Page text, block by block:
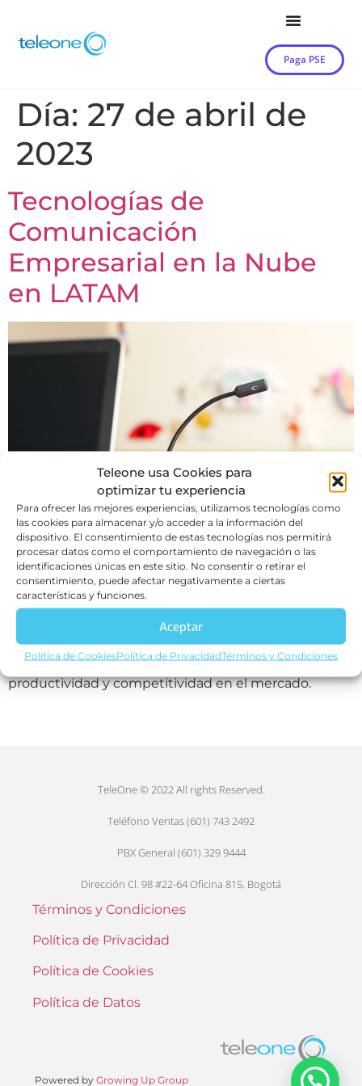
Teleone usa Cookies para
optimizar tu experiencia
Para ofrecer las mejores experiencias, utilizamos tecnologías como
las cookies para almacenar y/o acceder a la información del
dispositivo. El consentimiento de estas tecnologías nos permitirá
procesar datos como el comportamiento de navegación o las
identificaciones únicas en este sitio. No consentir o retirar el
consentimiento, puede afectar negativamente a ciertas
características y funciones.
Aceptar
Política de CookiesPolítica de PrivacidadTérminos y Condiciones
Paga PSE
Día: 27 de abril de
2023
Tecnologías de
Comunicación
Empresarial en la Nube
en LATAM
En el mundo empresarial actual, la comunicación
efectiva y la colaboración son fundamentales para el
éxito de cualquier organización. Con el rápido avance
de la tecnología, las empresas están adoptando cada
vez más las tecnologías de comunicación empresarial
en la nube en LATAM para mejorar su eficiencia,
productividad y competitividad en el mercado.
TeleOne © 2022 All rights Reserved.
Teléfono Ventas (601) 743 2492
PBX General (601) 329 9444
Dirección Cl. 98 #22-64 Oficina 815, Bogotá
Términos y Condiciones
Política de Privacidad
Política de Cookies
Política de Datos
Powered by Growing Up Group